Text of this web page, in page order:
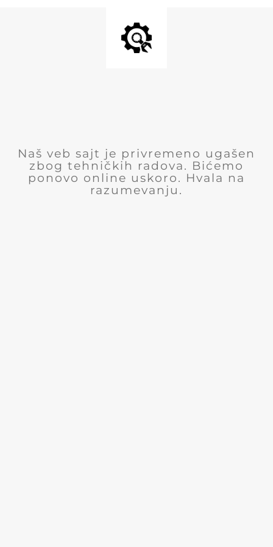
Naš veb sajt je privremeno ugašen
zbog tehničkih radova. Bićemo
ponovo online uskoro. Hvala na
razumevanju.